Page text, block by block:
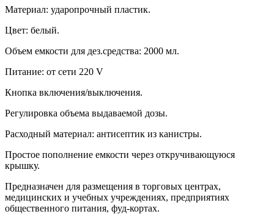
Материал: ударопрочный пластик.
Цвет: белый.
Объем емкости для дез.средства: 2000 мл.
Питание: от сети 220 V
Кнопка включения/выключения.
Регулировка объема выдаваемой дозы.
Расходный материал: антисептик из канистры.
Простое пополнение емкости через откручивающуюся
крышку.
Предназначен для размещения в торговых центрах,
медицинских и учебных учреждениях, предприятиях
общественного питания, фуд-кортах.